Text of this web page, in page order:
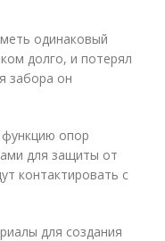
одинаковый
долго, и потерял
забора он
опор
для защиты от
контактировать с
для создания